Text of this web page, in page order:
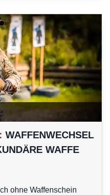
: WAFFENWECHSEL
WAFFE
ohne Waffenschein